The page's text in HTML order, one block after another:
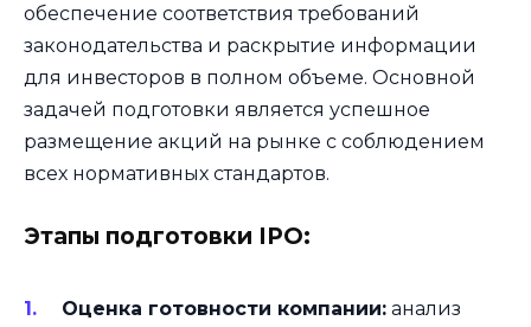
обеспечение соответствия требований
законодательства и раскрытие информации
для инвесторов в полном объеме. Основной
задачей подготовки является успешное
размещение акций на рынке с соблюдением
всех нормативных стандартов.
Этапы подготовки IPO:
Оценка готовности компании: анализ